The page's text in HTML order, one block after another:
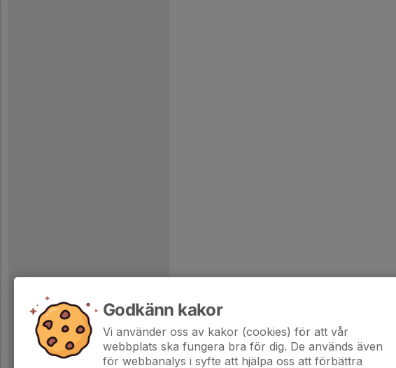
Godkänn kakor
Vi använder oss av kakor (cookies) för att vår
webbplats ska fungera bra för dig. De används även
för webbanalys i syfte att hjälpa oss att förbättra